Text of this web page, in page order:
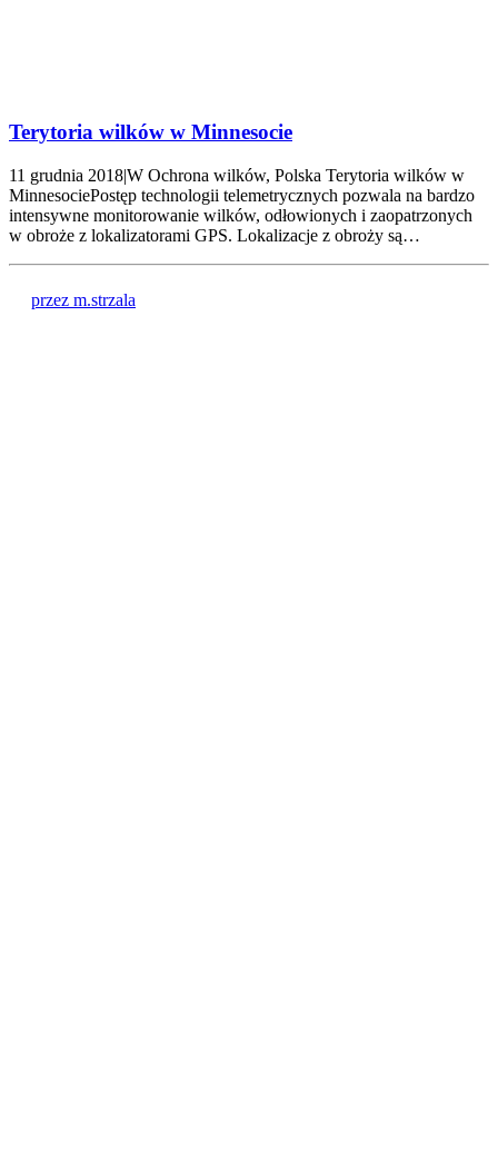
Terytoria wilków w Minnesocie
11 grudnia 2018|W Ochrona wilków, Polska Terytoria wilków w
MinnesociePostęp technologii telemetrycznych pozwala na bardzo
intensywne monitorowanie wilków, odłowionych i zaopatrzonych
w obroże z lokalizatorami GPS. Lokalizacje z obroży są…
przez m.strzala